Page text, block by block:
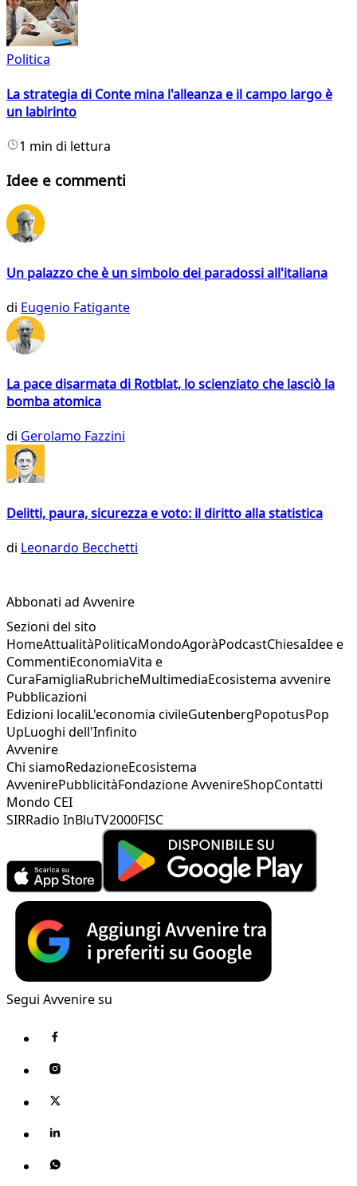
Politica
La strategia di Conte mina l'alleanza e il campo largo è
un labirinto
1 min di lettura
Idee e commenti
Un palazzo che è un simbolo dei paradossi all'italiana
di Eugenio Fatigante
La pace disarmata di Rotblat, lo scienziato che lasciò la
bomba atomica
di Gerolamo Fazzini
Delitti, paura, sicurezza e voto: il diritto alla statistica
di Leonardo Becchetti
Abbonati ad Avvenire
Sezioni del sito
HomeAttualitàPoliticaMondoAgoràPodcastChiesaIdee e
CommentiEconomiaVita e
CuraFamigliaRubricheMultimediaEcosistema avvenire
Pubblicazioni
Edizioni localiL'economia civileGutenbergPopotusPop
UpLuoghi dell'Infinito
Avvenire
Chi siamoRedazioneEcosistema
AvvenirePubblicitàFondazione AvvenireShopContatti
Mondo CEI
SIRRadio InBluTV2000FISC
Segui Avvenire su